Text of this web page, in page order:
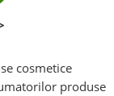
cosmetice
produse